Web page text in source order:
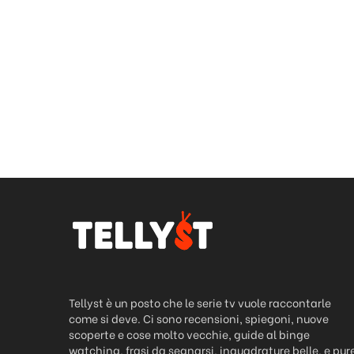
Tellyst è un posto che le serie tv vuole raccontarle
come si deve. Ci sono recensioni, spiegoni, nuove
scoperte e cose molto vecchie, guide al binge
watching, frasi da segnarsi, inquadrature belle, e